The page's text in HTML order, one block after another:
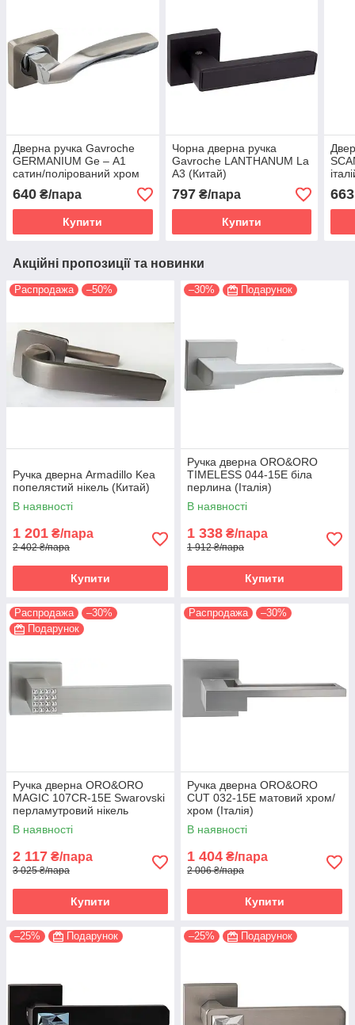
Дверна ручка Gavroche
GERMANIUM Ge – А1
сатин/полірований хром
(Китай)
640 ₴/пара
Купити
Чорна дверна ручка
Gavroche LANTHANUM La
A3 (Китай)
797₴/пара
Купити
663
Акційні пропозиції та новинки
Распродажа –50%
Ручка дверна Armadillo Kea
попелястий нікель (Китай)
В наявності
1 201 ₴/пара
2 402 ₴/пара
Купити
–30% Подарунок
Ручка дверна ORO&ORO
TIMELESS 044-15E біла
перлина (Італія)
В наявності
1 338 ₴/пара
1 912 ₴/пара
Купити
Распродажа
–30%
Подарунок
Ручка дверна ORO&ORO
MAGIC 107СR-15E Swarovski
перламутровий нікель
(Італія)
В наявності
2 117 ₴/пара
3 025 ₴/пара
Купити
Распродажа –30%
Ручка дверна ORO&ORO
CUT 032-15E матовий хром/
хром (Італія)
В наявності
1 404 ₴/пара
2 006 ₴/пара
Купити
–25% Подарунок –25% Подарунок